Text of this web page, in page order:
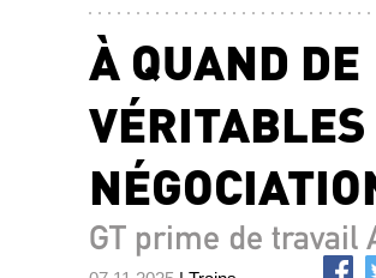
À QUAND DE
VÉRITABLES
GT prime de travail